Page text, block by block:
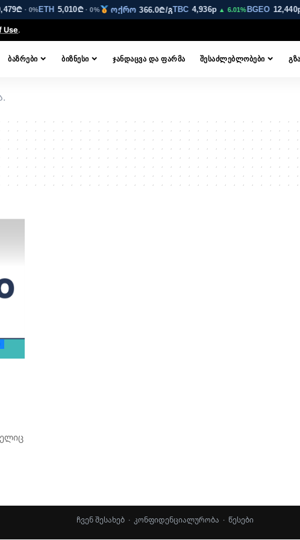
· 0%ETH5,010₾· 0% ოქრო366.0₾/გTBC4,936p▲ 6.01%BGEO
Use.
ᲑᲐᲖᲠᲔᲑᲘ ᲑᲘᲖᲜᲔᲡᲘ ᲯᲐᲜᲓᲐᲪᲕᲐ ᲓᲐ ᲤᲐᲠᲛᲐ ᲨᲔᲡᲐᲫᲚᲔᲑᲚᲝᲑᲔᲑᲘ
ჩვენ შესახებ · კონფიდენციალურობა · წესები